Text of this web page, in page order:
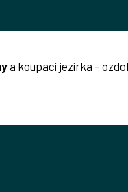
a koupací jezírka –